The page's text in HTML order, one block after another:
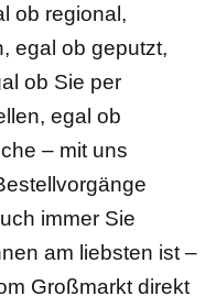
ob regional,
egal ob geputzt,
ob Sie per
egal ob
– mit uns
immer Sie
am liebsten ist –
Großmarkt direkt